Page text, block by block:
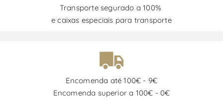
Transporte segurado a 100%
e caixas especiais para transporte
Encomenda até 100€ - 9€
Encomenda superior a 100€ - 0€